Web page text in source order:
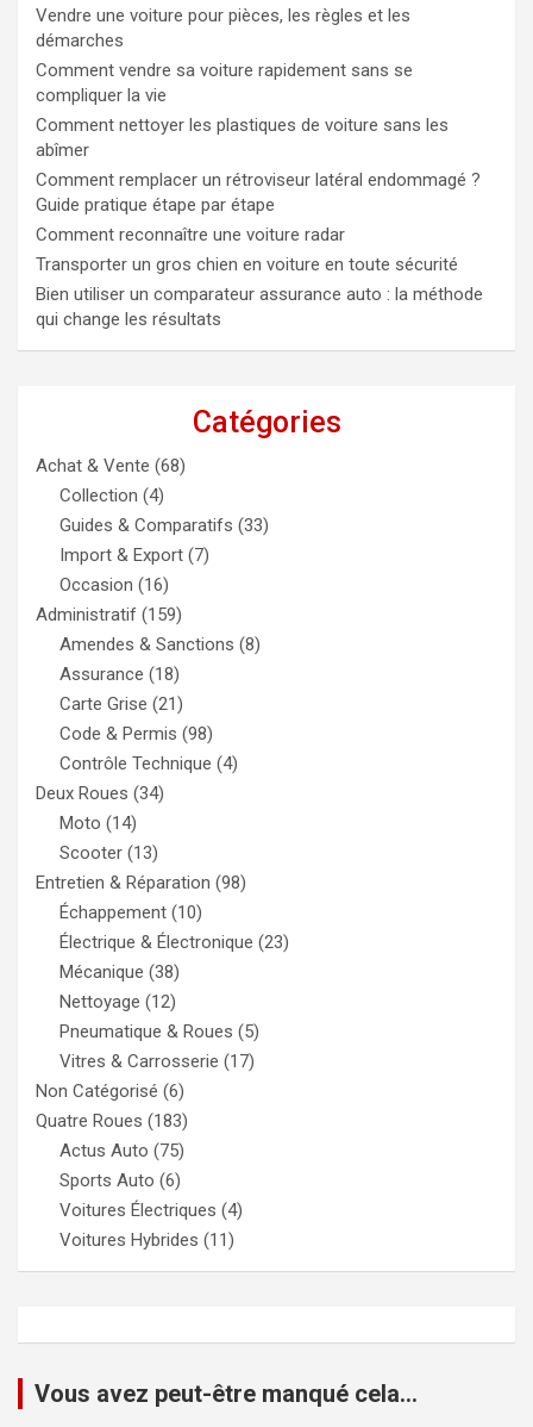
Vendre une voiture pour pièces, les règles et les
démarches
Comment vendre sa voiture rapidement sans se
compliquer la vie
Comment nettoyer les plastiques de voiture sans les
abîmer
Comment remplacer un rétroviseur latéral endommagé ?
Guide pratique étape par étape
Comment reconnaître une voiture radar
Transporter un gros chien en voiture en toute sécurité
Bien utiliser un comparateur assurance auto : la méthode
qui change les résultats
Catégories
Achat & Vente (68)
Collection (4)
Guides & Comparatifs (33)
Import & Export (7)
Occasion (16)
Administratif (159)
Amendes & Sanctions (8)
Assurance (18)
Carte Grise (21)
Code & Permis (98)
Contrôle Technique (4)
Deux Roues (34)
Moto (14)
Scooter (13)
Entretien & Réparation (98)
Échappement (10)
Électrique & Électronique (23)
Mécanique (38)
Nettoyage (12)
Pneumatique & Roues (5)
Vitres & Carrosserie (17)
Non Catégorisé (6)
Quatre Roues (183)
Actus Auto (75)
Sports Auto (6)
Voitures Électriques (4)
Voitures Hybrides (11)
Vous avez peut-être manqué cela...